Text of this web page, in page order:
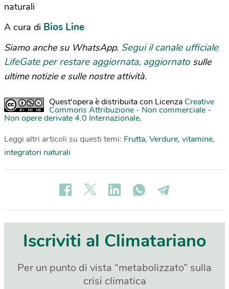
naturali
A cura di Bios Line
Siamo anche su WhatsApp. Segui il canale ufficiale
LifeGate per restare aggiornata, aggiornato sulle
ultime notizie e sulle nostre attività.
Quest'opera è distribuita con Licenza Creative
Commons Attribuzione - Non commerciale -
Non opere derivate 4.0 Internazionale.
Leggi altri articoli su questi temi: Frutta, Verdure, vitamine,
integratori naturali
Iscriviti al Climatariano
Per un punto di vista “metabolizzato” sulla
crisi climatica